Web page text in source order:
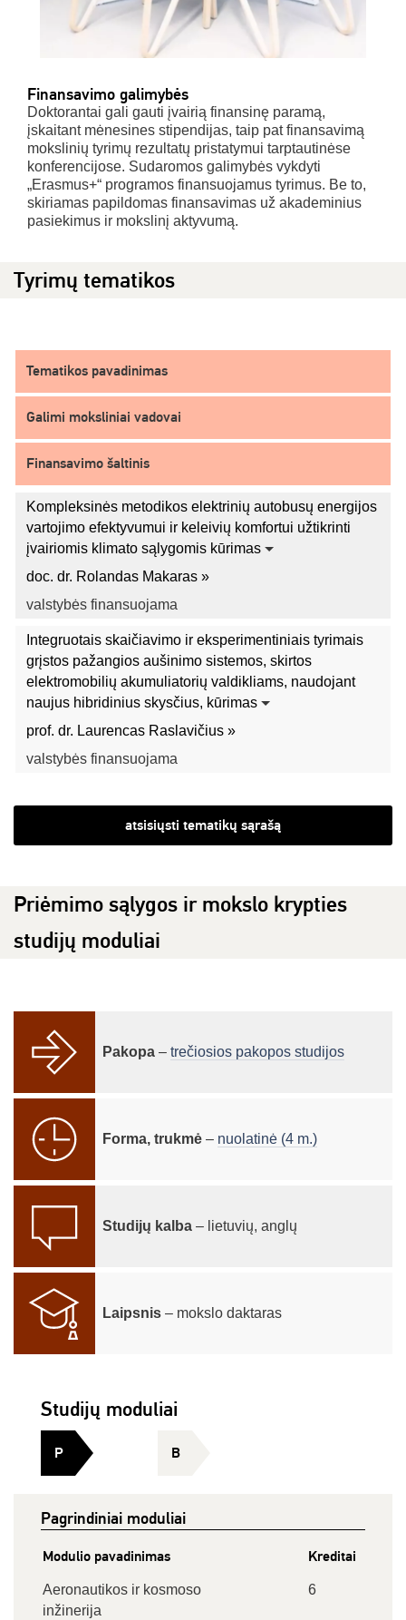
Finansavimo galimybės
Doktorantai gali gauti įvairią finansinę paramą,
įskaitant mėnesines stipendijas, taip pat finansavimą
mokslinių tyrimų rezultatų pristatymui tarptautinėse
konferencijose. Sudaromos galimybės vykdyti
„Erasmus+“ programos finansuojamus tyrimus. Be to,
skiriamas papildomas finansavimas už akademinius
pasiekimus ir mokslinį aktyvumą.
Tyrimų tematikos
Tematikos pavadinimas
Galimi moksliniai vadovai
Finansavimo šaltinis
Kompleksinės metodikos elektrinių autobusų energijos
vartojimo efektyvumui ir keleivių komfortui užtikrinti
įvairiomis klimato sąlygomis kūrimas
doc. dr. Rolandas Makaras »
valstybės finansuojama
Integruotais skaičiavimo ir eksperimentiniais tyrimais
grįstos pažangios aušinimo sistemos, skirtos
elektromobilių akumuliatorių valdikliams, naudojant
naujus hibridinius skysčius, kūrimas
prof. dr. Laurencas Raslavičius »
valstybės finansuojama
atsisiųsti tematikų sąrašą
Priėmimo sąlygos ir mokslo krypties
studijų moduliai
Pakopa – trečiosios pakopos studijos
Forma, trukmė – nuolatinė (4 m.)
Studijų kalba – lietuvių, anglų
Laipsnis – mokslo daktaras
Studijų moduliai
P B
Pagrindiniai moduliai
Modulio pavadinimas Kreditai
Aeronautikos ir kosmoso
inžinerija
6